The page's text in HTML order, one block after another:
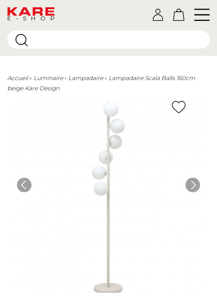
E-SHOP
Accueil Luminaire Lampadaire
Lampadaire Scala Balls 160cm
beige Kare Design